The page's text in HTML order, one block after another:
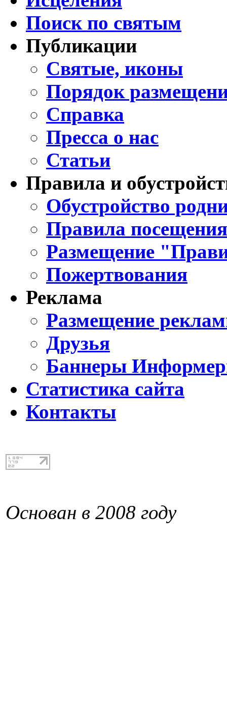
Поиск по святым
Публикации
Святые, иконы
Порядок
Справка
Пресса о нас
Статьи
Правила и
Обустройство
Правила
Размещение
Пожертвования
Реклама
Размещение
Друзья
Баннеры
Статистика сайта
Контакты
Основан в 2008 году